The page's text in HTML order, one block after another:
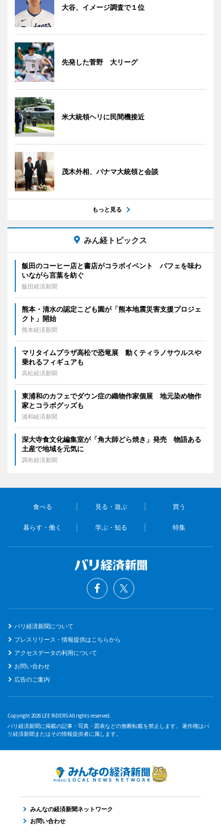
大谷、イメージ調査で１位
先発した菅野 大リーグ
米大統領ヘリに民間機接近
茂木外相、パナマ大統領と会談
もっと見る
みん経トピックス
飯田のコーヒー店と書店がコラボイベント パフェを味わ
いながら言葉を紡ぐ
飯田経済新聞
熊本・清水の認定こども園が「熊本地震災害支援プロジェ
クト」開始
熊本経済新聞
マリタイムプラザ高松で恐竜展 動くティラノサウルスや
乗れるフィギュアも
高松経済新聞
東浦和のカフェでダウン症の織物作家個展 地元染め物作
家とコラボグッズも
浦和経済新聞
深大寺食文化編集室が「角大師どら焼き」発売 物語ある
土産で地域を元気に
調布経済新聞
食べる 見る・遊ぶ 買う
暮らす・働く 学ぶ・知る 特集
バリ経済新聞について
プレスリリース・情報提供はこちらから
アクセスデータの利用について
お問い合わせ
広告のご案内
Copyright 2026 LEE RiDERS All rights reserved.
バリ経済新聞に掲載の記事・写真・図表などの無断転載を禁止します。 著作権はバ
リ経済新聞またはその情報提供者に属します。
みんなの経済新聞ネットワーク
お問い合わせ